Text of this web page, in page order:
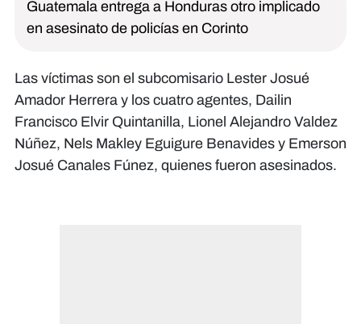
Guatemala entrega a Honduras otro implicado
en asesinato de policías en Corinto
Las víctimas son el subcomisario Lester Josué
Amador Herrera y los cuatro agentes, Dailin
Francisco Elvir Quintanilla, Lionel Alejandro Valdez
Núñez, Nels Makley Eguigure Benavides y Emerson
Josué Canales Fúnez, quienes fueron asesinados.